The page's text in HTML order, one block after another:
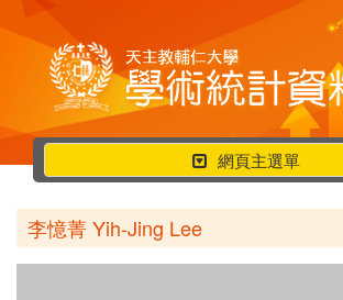
行
動
選
單
網頁主選單
李憶菁 Yih-Jing Lee